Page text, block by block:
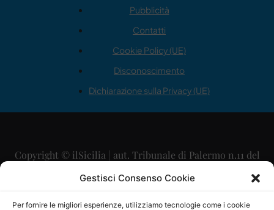
Gestisci Consenso Cookie
Per fornire le migliori esperienze, utilizziamo tecnologie come i cookie
Pubblicità
Contatti
Cookie Policy (UE)
Disconoscimento
Dichiarazione sulla Privacy (UE)
Copyright © ilSicilia | aut. Tribunale di Palermo n.11 del
29/09/2015